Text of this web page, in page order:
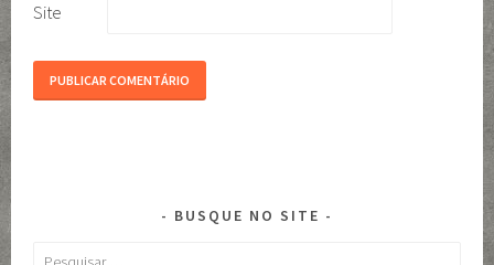
Site
BUSQUE NO SITE
Pesquisar